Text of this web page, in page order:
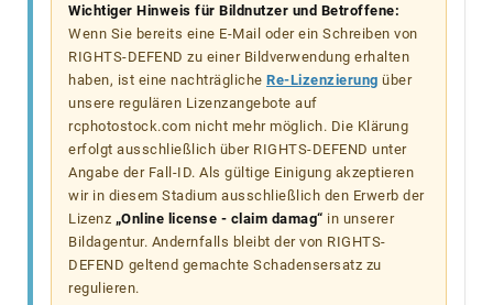
Wichtiger Hinweis für Bildnutzer und Betroffene:
Wenn Sie bereits eine E-Mail oder ein Schreiben von
RIGHTS-DEFEND zu einer Bildverwendung erhalten
haben, ist eine nachträgliche Re-Lizenzierung über
unsere regulären Lizenzangebote auf
rcphotostock.com nicht mehr möglich. Die Klärung
erfolgt ausschließlich über RIGHTS-DEFEND unter
Angabe der Fall-ID. Als gültige Einigung akzeptieren
wir in diesem Stadium ausschließlich den Erwerb der
Lizenz „Online license - claim damag“ in unserer
Bildagentur. Andernfalls bleibt der von RIGHTS-
DEFEND geltend gemachte Schadensersatz zu
regulieren.